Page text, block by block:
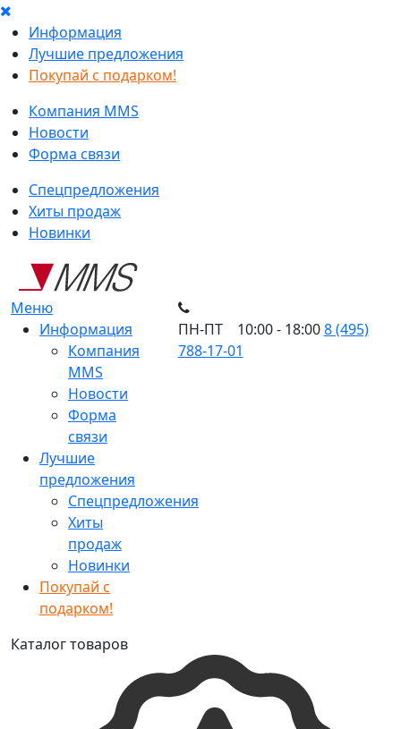
Информация
Лучшие предложения
Покупай с подарком!
Компания MMS
Новости
Форма связи
Спецпредложения
Хиты продаж
Новинки
Меню
Информация
Компания
MMS
Новости
Форма
связи
Лучшие
предложения
Спецпредложения
Хиты
продаж
Новинки
Покупай с
подарком!
ПН-ПТ 10:00 - 18:008 (495)
788-17-01
Каталог товаров